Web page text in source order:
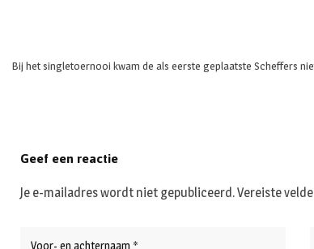
Bij het singletoernooi kwam de als eerste geplaatste Scheffers
Geef een reactie
Je e-mailadres wordt niet gepubliceerd.Vereiste